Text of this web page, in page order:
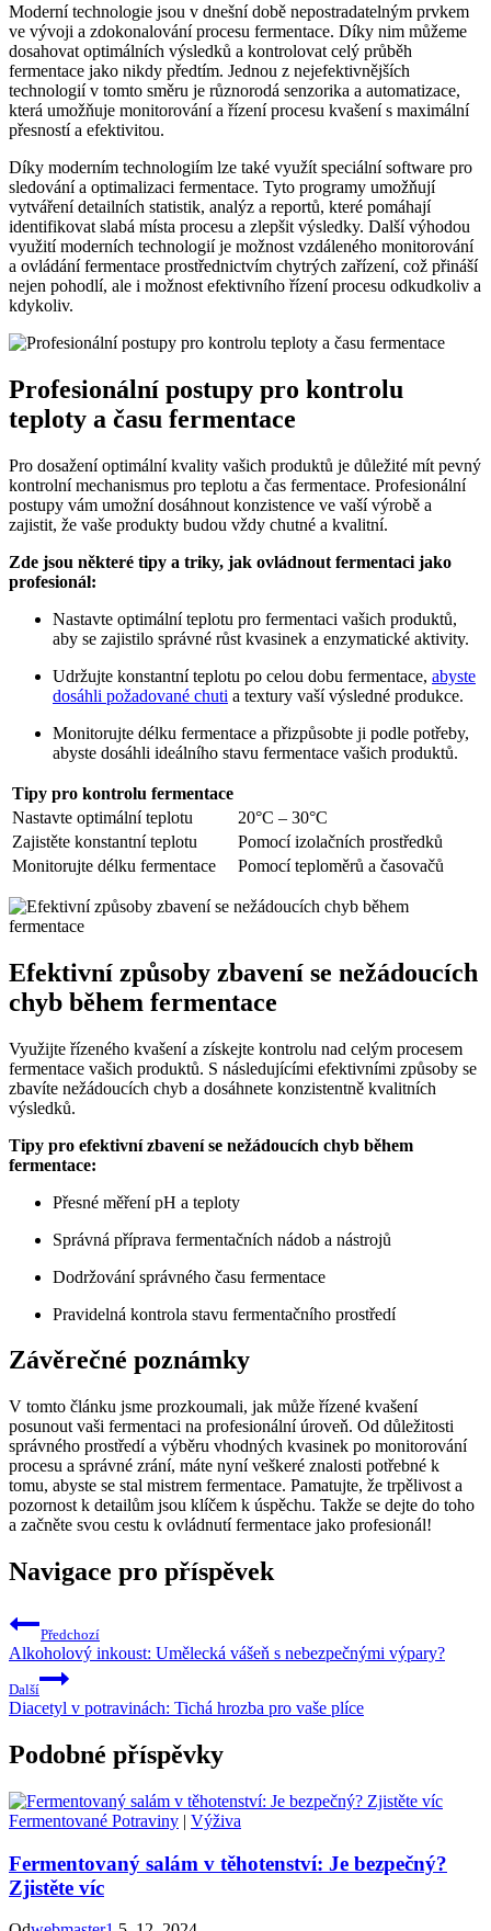
Moderní technologie jsou v dnešní době nepostradatelným prvkem
ve vývoji a zdokonalování procesu fermentace. Díky nim můžeme
dosahovat optimálních výsledků a kontrolovat celý průběh
fermentace jako nikdy předtím. Jednou z nejefektivnějších
technologií v tomto směru je různorodá senzorika a automatizace,
která umožňuje monitorování a řízení procesu kvašení s maximální
přesností a efektivitou.
Díky moderním technologiím lze také využít speciální software pro
sledování a optimalizaci fermentace. Tyto programy umožňují
vytváření detailních statistik, analýz a reportů, které pomáhají
identifikovat slabá místa procesu a zlepšit výsledky. Další výhodou
využití moderních technologií je možnost vzdáleného monitorování
a ovládání fermentace prostřednictvím chytrých zařízení, což přináší
nejen pohodlí, ale i možnost efektivního řízení procesu odkudkoliv a
kdykoliv.
Profesionální postupy pro kontrolu
teploty a času fermentace
Pro dosažení optimální kvality vašich produktů je důležité mít pevný
kontrolní mechanismus pro teplotu a čas fermentace. Profesionální
postupy vám umožní dosáhnout konzistence ve vaší výrobě a
zajistit, že vaše produkty budou vždy chutné a kvalitní.
Zde jsou některé tipy a triky, jak ovládnout fermentaci jako
profesionál:
Nastavte optimální teplotu pro fermentaci vašich produktů,
aby se zajistilo správné růst kvasinek a enzymatické aktivity.
Udržujte konstantní teplotu po celou dobu fermentace, abyste
dosáhli požadované chuti a textury vaší výsledné produkce.
Monitorujte délku fermentace a přizpůsobte ji podle potřeby,
abyste dosáhli ideálního stavu fermentace vašich produktů.
Tipy pro kontrolu fermentace
Nastavte optimální teplotu
20°C – 30°C
Zajistěte konstantní teplotu
Pomocí izolačních prostředků
Monitorujte délku fermentace
Pomocí teploměrů a časovačů
Efektivní způsoby zbavení se nežádoucích
chyb během fermentace
Využijte řízeného kvašení a získejte kontrolu nad celým procesem
fermentace vašich produktů. S následujícími efektivními způsoby se
zbavíte nežádoucích chyb a dosáhnete konzistentně kvalitních
výsledků.
Tipy pro efektivní zbavení se nežádoucích chyb během
fermentace:
Přesné měření pH a teploty
Správná příprava fermentačních nádob a nástrojů
Dodržování správného času fermentace
Pravidelná kontrola stavu fermentačního prostředí
Závěrečné poznámky
V tomto článku jsme prozkoumali, jak může řízené kvašení
posunout vaši fermentaci na profesionální úroveň. Od důležitosti
správného prostředí a výběru vhodných kvasinek po monitorování
procesu a správné zrání, máte nyní veškeré znalosti potřebné k
tomu, abyste se stal mistrem fermentace. Pamatujte, že trpělivost a
pozornost k detailům jsou klíčem k úspěchu. Takže se dejte do toho
a začněte svou cestu k ovládnutí fermentace jako profesionál!
Navigace pro příspěvek
Předchozí
Alkoholový inkoust: Umělecká vášeň s nebezpečnými výpary?
Další
Diacetyl v potravinách: Tichá hrozba pro vaše plíce
Podobné příspěvky
Fermentované Potraviny | Výživa
Fermentovaný salám v těhotenství: Je bezpečný?
Zjistěte víc